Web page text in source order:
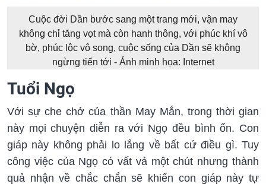
Cuộc đời Dần bước sang một trang mới, vận may
không chỉ tăng vọt mà còn hanh thông, với phúc khí vô
bờ, phúc lộc vô song, cuộc sống của Dần sẽ không
ngừng tiến tới - Ảnh minh họa: Internet
Tuổi Ngọ
Với sự che chở của thần May Mắn, trong thời gian
này mọi chuyện diễn ra với Ngọ đều bình ổn. Con
giáp này không phải lo lắng về bất cứ điều gì. Tuy
công việc của Ngọ có vất vả một chút nhưng thành
quả nhận về chắc chắn sẽ khiến con giáp này tự